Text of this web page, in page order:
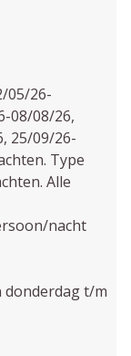
05/26-
08/08/26,
25/09/26-
Type
Alle
nacht
donderdag t/m